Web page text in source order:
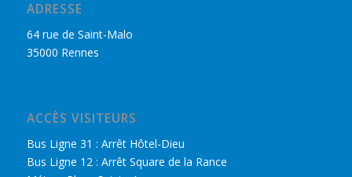
ADRESSE
64 rue de Saint-Malo
35000 Rennes
ACCÈS VISITEURS
Bus Ligne 31 : Arrêt Hôtel-Dieu
Bus Ligne 12 : Arrêt Square de la Rance